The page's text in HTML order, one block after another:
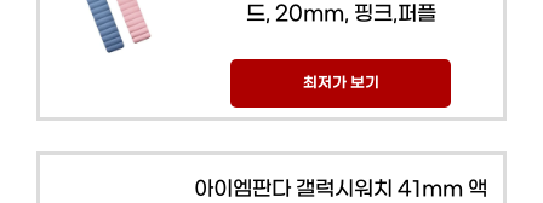
드, 20mm, 핑크,퍼플
최저가 보기
아이엠판다 갤럭시워치 41mm 액